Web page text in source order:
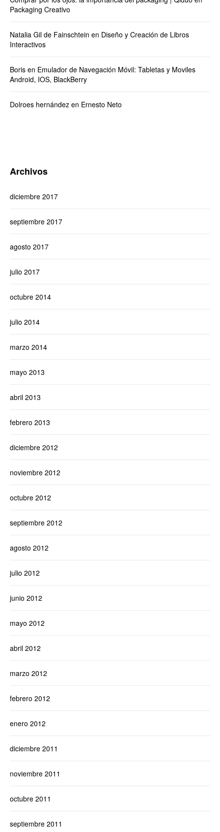
Packaging Creativo
Natalia Gil de Fainschtein en Diseño y Creación de Libros
Interactivos
Boris en Emulador de Navegación Móvil: Tabletas y Moviles
Android, IOS, BlackBerry
Dolroes hernández en Ernesto Neto
Archivos
diciembre 2017
septiembre 2017
agosto 2017
julio 2017
octubre 2014
julio 2014
marzo 2014
mayo 2013
abril 2013
febrero 2013
diciembre 2012
noviembre 2012
octubre 2012
septiembre 2012
agosto 2012
julio 2012
junio 2012
mayo 2012
abril 2012
marzo 2012
febrero 2012
enero 2012
diciembre 2011
noviembre 2011
octubre 2011
septiembre 2011